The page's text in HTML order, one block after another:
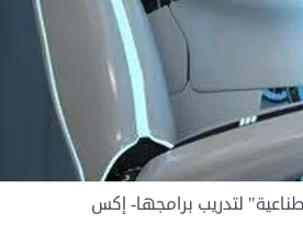
لتدريب برامجها- إكس